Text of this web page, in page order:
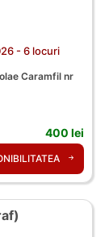
- 6 locuri
Caramfil nr
400 lei